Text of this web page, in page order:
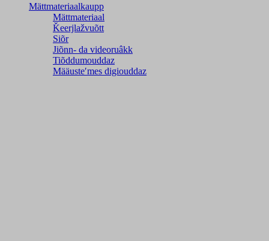
Mättmateriaalkaupp
Mättmateriaal
Ǩeerjlažvuõtt
Siõr
Jiõnn- da videoruâkk
Tiõddumouddaz
Määusteʹmes digiouddaz